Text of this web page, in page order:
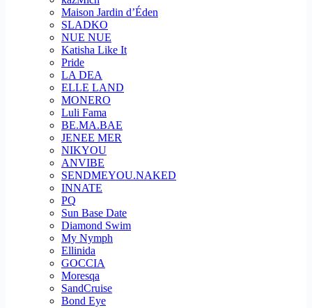
Maison Jardin d’Éden
SLADKO
NUE NUE
Katisha Like It
Pride
LA DEA
ELLE LAND
MONERO
Luli Fama
BE.MA.BAE
JENEE MER
NIKYOU
ANVIBE
SENDMEYOU.NAKED
INNATE
PQ
Sun Base Date
Diamond Swim
My Nymph
Ellinida
GOCCIA
Moresqa
SandCruise
Bond Eye